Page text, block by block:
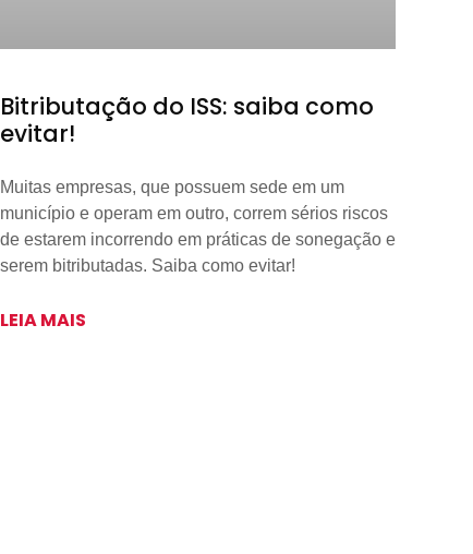
Bitributação do ISS: saiba como
evitar!
Muitas empresas, que possuem sede em um
município e operam em outro, correm sérios riscos
de estarem incorrendo em práticas de sonegação e
serem bitributadas. Saiba como evitar!
LEIA MAIS